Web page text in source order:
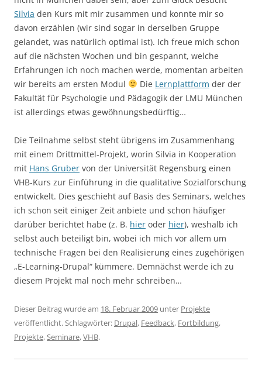
Silvia den Kurs mit mir zusammen und konnte mir so
davon erzählen (wir sind sogar in derselben Gruppe
gelandet, was natürlich optimal ist). Ich freue mich schon
auf die nächsten Wochen und bin gespannt, welche
Erfahrungen ich noch machen werde, momentan arbeiten
wir bereits am ersten Modul
Die Lernplattform der der
Fakultät für Psychologie und Pädagogik der LMU München
ist allerdings etwas gewöhnungsbedürftig…
Die Teilnahme selbst steht übrigens im Zusammenhang
mit einem Drittmittel-Projekt, worin Silvia in Kooperation
mit Hans Gruber von der Universität Regensburg einen
VHB-Kurs zur Einführung in die qualitative Sozialforschung
entwickelt. Dies geschieht auf Basis des Seminars, welches
ich schon seit einiger Zeit anbiete und schon häufiger
darüber berichtet habe (z. B. hier oder hier), weshalb ich
selbst auch beteiligt bin, wobei ich mich vor allem um
technische Fragen bei den Realisierung eines zugehörigen
„E-Learning-Drupal“ kümmere. Demnächst werde ich zu
diesem Projekt mal noch mehr schreiben…
Dieser Beitrag wurde am 18. Februar 2009 unter Projekte
veröffentlicht. Schlagwörter: Drupal, Feedback, Fortbildung,
Projekte,Seminare,VHB.